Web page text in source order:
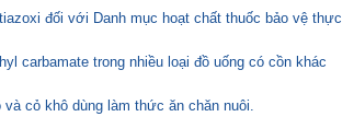
đối với Danh mục hoạt chất thuốc bảo vệ thực
carbamate trong nhiều loại đồ uống có cồn khác
cỏ khô dùng làm thức ăn chăn nuôi.